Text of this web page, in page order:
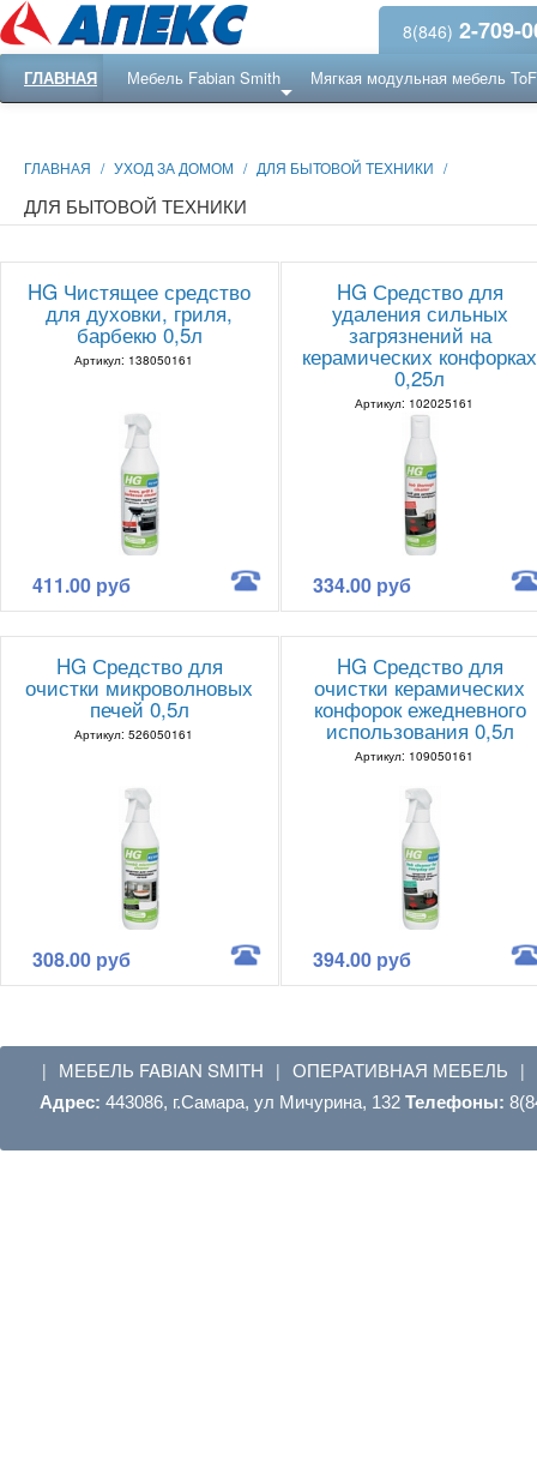
8(846) 2-709-
ГЛАВНАЯ Мебель Fabian Smith Мягкая модульная мебель
ГЛАВНАЯ / УХОД ЗА ДОМОМ / ДЛЯ БЫТОВОЙ ТЕХНИКИ /
ДЛЯ БЫТОВОЙ ТЕХНИКИ
HG Чистящее средство
для духовки, гриля,
барбекю 0,5л
Артикул: 138050161
411.00 руб
HG Средство для
удаления сильных
загрязнений на
керамических конфорках
0,25л
Артикул: 102025161
334.00 руб
HG Средство для
очистки микроволновых
печей 0,5л
Артикул: 526050161
308.00 руб
HG Средство для
очистки керамических
конфорок ежедневного
использования 0,5л
Артикул: 109050161
394.00 руб
| МЕБЕЛЬ FABIAN SMITH | ОПЕРАТИВНАЯ МЕБЕЛЬ |
Адрес: 443086, г.Самара, ул Мичурина, 132 Телефоны: